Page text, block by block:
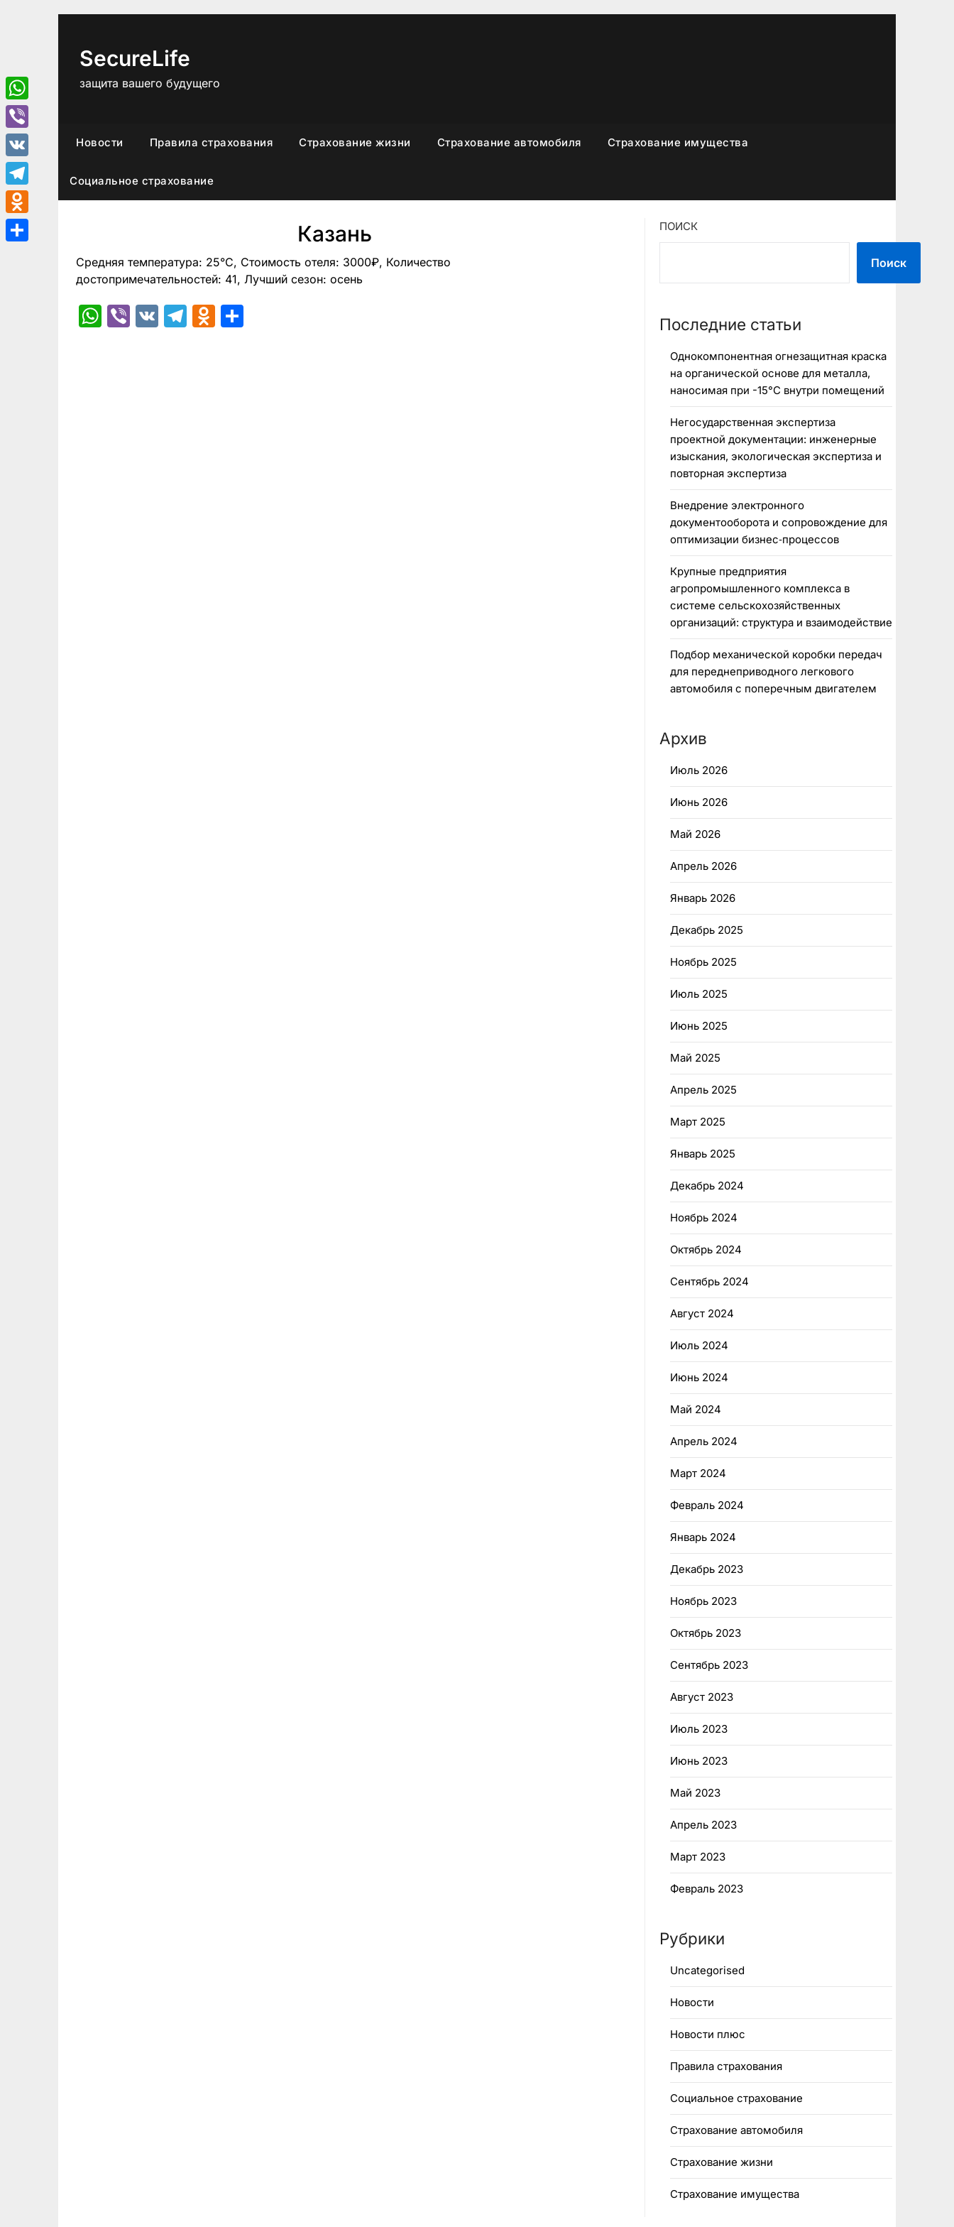
SecureLife
защита вашего будущего
Новости Правила страхования Страхование жизни Страхование автомобиля Страхование имущества
Социальное страхование
Казань
Средняя температура: 25°C, Стоимость отеля: 3000₽, Количество
достопримечательностей: 41, Лучший сезон: осень
WhatsApp
Viber
VK Telegram
Odnoklassniki
ПОИСК
Поиск
Последние статьи
Однокомпонентная огнезащитная краска
на органической основе для металла,
наносимая при -15°C внутри помещений
Негосударственная экспертиза
проектной документации: инженерные
изыскания, экологическая экспертиза и
повторная экспертиза
Внедрение электронного
документооборота и сопровождение для
оптимизации бизнес‑процессов
Крупные предприятия
агропромышленного комплекса в
системе сельскохозяйственных
организаций: структура и взаимодействие
Подбор механической коробки передач
для переднеприводного легкового
автомобиля с поперечным двигателем
Архив
Июль 2026
Июнь 2026
Май 2026
Апрель 2026
Январь 2026
Декабрь 2025
Ноябрь 2025
Июль 2025
Июнь 2025
Май 2025
Апрель 2025
Март 2025
Январь 2025
Декабрь 2024
Ноябрь 2024
Октябрь 2024
Сентябрь 2024
Август 2024
Июль 2024
Июнь 2024
Май 2024
Апрель 2024
Март 2024
Февраль 2024
Январь 2024
Декабрь 2023
Ноябрь 2023
Октябрь 2023
Сентябрь 2023
Август 2023
Июль 2023
Июнь 2023
Май 2023
Апрель 2023
Март 2023
Февраль 2023
Рубрики
Uncategorised
Новости
Новости плюс
Правила страхования
Социальное страхование
Страхование автомобиля
Страхование жизни
Страхование имущества
WhatsApp
Viber
VK
Telegram
Odnoklassniki